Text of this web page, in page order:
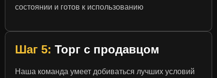
состоянии и готов к использованию
Шаг 5: Торг с продавцом
Наша команда умеет добиваться лучших условий